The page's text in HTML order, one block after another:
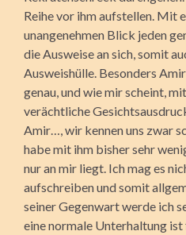
Reihe vor ihm aufstellen. Mit
unangenehmen Blick jeden
die Ausweise an sich, somit
Ausweishülle. Besonders
genau, und wie mir scheint,
verächtliche
Amir…, wir kennen uns zwar
habe mit ihm bisher sehr
nur an mir liegt. Ich mag es
aufschreiben und somit
seiner Gegenwart werde ich
eine normale Unterhaltung